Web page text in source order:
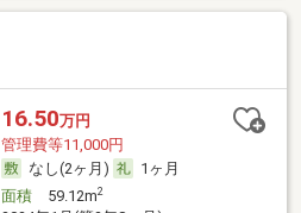
16.50万円
管理費等11,000円
なし(2ヶ月)
1ヶ月
面積59.12m2